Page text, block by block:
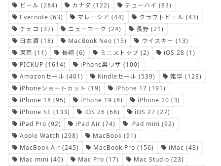
ビール (284) カナダ (122) チューハイ (83)
Evernote (63) マレーシア (44) クラフトビール (43)
チェコ (37) ニューヨーク (24) 長野 (21)
日本酒 (18) MacBook Neo (15) ウイスキー (13)
東京 (11) 長崎 (6) ミニストップ (2) iOS 28 (1)
PICKUP (1614) iPhone裏ワザ (100)
Amazonセール (401) Kindleセール (539) 雑学 (123)
iPhoneショートカット (19) iPhone 17 (191)
iPhone 18 (95) iPhone 19 (8) iPhone 20 (3)
iPhone SE (133) iOS 26 (68) iOS 27 (27)
iPad Pro (92) iPad Air (74) iPad mini (92)
Apple Watch (298) MacBook (91)
MacBook Air (245) MacBook Pro (156) iMac (43)
Mac mini (40) Mac Pro (17) Mac Studio (23)